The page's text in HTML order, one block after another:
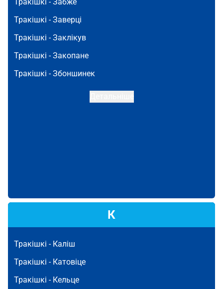
Тракішкі -Заверці
Тракішкі -Заклікув
Тракішкі -Закопане
Тракішкі -Збоншинек
К
Тракішкі - Каліш
Тракішкі - Катовіце
Тракішкі - Кельце